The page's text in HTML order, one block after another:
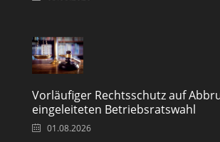
Vorläufiger Rechtsschutz auf
eingeleiteten Betriebsratswahl
01.08.2026